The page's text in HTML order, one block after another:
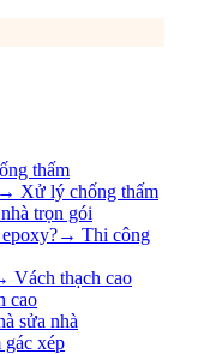
thấm
→ Xử lý chống thấm
trọn gói
→ Thi công
Vách thạch cao
cao
sửa nhà
gác xép